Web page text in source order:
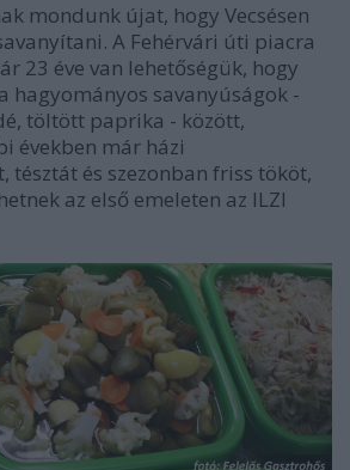
mondunk újat, hogy Vecsésen
A Fehérvári úti piacra
23 éve van lehetőségük, hogy
hagyományos savanyúságok -
töltött paprika - között,
években már házi
tésztát és szezonban friss tököt,
az első emeleten az ILZI